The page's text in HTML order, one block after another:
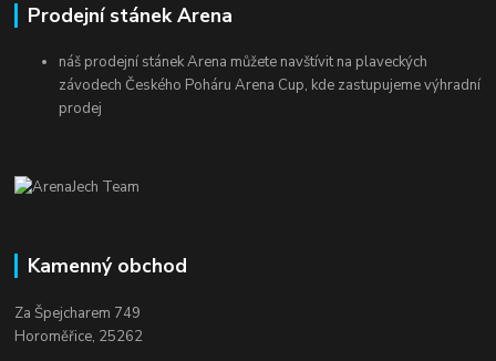
Prodejní stánek Arena
náš prodejní stánek Arena můžete navštívit na plaveckých
závodech Českého Poháru Arena Cup, kde zastupujeme výhradní
prodej
Kamenný obchod
Za Špejcharem 749
Horoměřice, 25262